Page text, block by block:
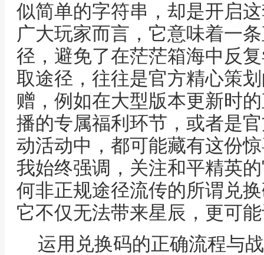
似简单的字符串，却是开启
广大玩家而言，它意味着一
径，避免了在茫茫箱海中反
取途径，往往是官方精心策
赠，例如在大型版本更新时
播的专属福利环节，或者是
动活动中，都可能藏有这份
我始终强调，关注和平精英
何非正规途径流传的所谓兑
它不仅无法带来星辰，更可
运用兑换码的正确流程与